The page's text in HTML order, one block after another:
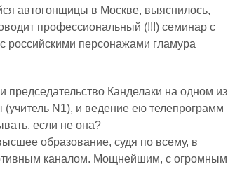
автогонщицы в Москве, выяснилось,
профессиональный (!!!) семинар с
с российскими персонажами гламура
Канделаки на одном из
N1), и ведение ею телепрограмм
если не она?
образование, судя по всему, в
каналом. Мощнейшим, с огромным